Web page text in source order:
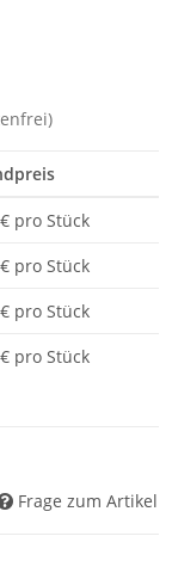
pro Stück
pro Stück
pro Stück
pro Stück
Frage zum Artikel